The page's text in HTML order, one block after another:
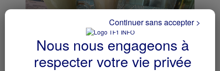
Nous nous engageons à
respecter votre vie privée
Continuer sans accepter >